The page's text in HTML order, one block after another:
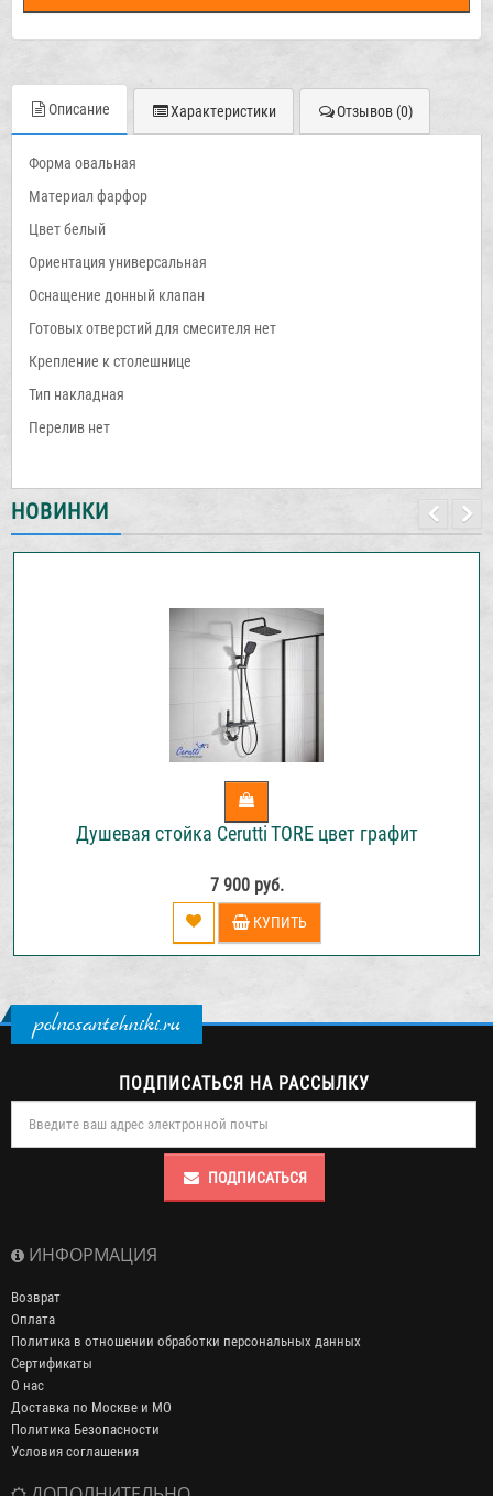
Описание Характеристики Отзывов (0)
Форма овальная
Материал фарфор
Цвет белый
Ориентация универсальная
Оснащение донный клапан
Готовых отверстий для смесителя нет
Крепление к столешнице
Тип накладная
Перелив нет
НОВИНКИ
Душевая стойка Cerutti TORE цвет графит
7 900 руб.
КУПИТЬ
polnosantehniki.ru
ПОДПИСАТЬСЯ НА РАССЫЛКУ
ПОДПИСАТЬСЯ
ИНФОРМАЦИЯ
Возврат
Оплата
Политика в отношении обработки персональных данных
Сертификаты
О нас
Доставка по Москве и МО
Политика Безопасности
Условия соглашения